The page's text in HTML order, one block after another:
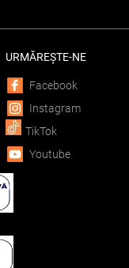
URMĂREȘTE-NE
Facebook
Instagram
TikTok
Youtube